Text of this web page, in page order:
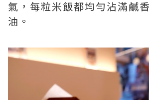
氣，每粒米飯都均勻沾滿鹹
油。